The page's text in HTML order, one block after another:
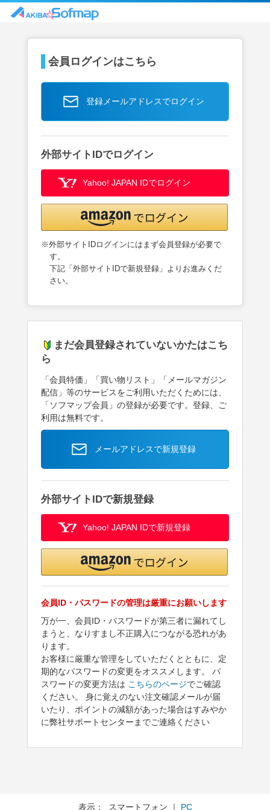
会員ログインはこちら
登録メールアドレスでログイン
外部サイトIDでログイン
Yahoo! JAPAN IDでログイン
※外部サイトIDログインにはまず会員登録が必要で
す。
下記「外部サイトIDで新規登録」よりお進みくだ
さい。
まだ会員登録されていないかたはこち
ら
「会員特価」「買い物リスト」「メールマガジン
配信」等のサービスをご利用いただくためには、
「ソフマップ会員」の登録が必要です。登録、ご
利用は無料です。
メールアドレスで新規登録
外部サイトIDで新規登録
Yahoo! JAPAN IDで新規登録
会員ID・パスワードの管理は厳重にお願いします
万が一、会員ID・パスワードが第三者に漏れてし
まうと、なりすまし不正購入につながる恐れがあ
ります。
お客様に厳重な管理をしていただくとともに、定
期的なパスワードの変更をオススメします。 パ
スワードの変更方法は こちらのページでご確認
ください。 身に覚えのない注文確認メールが届
いたり、ポイントの減額があった場合はすみやか
に弊社サポートセンターまでご連絡ください
表示： スマートフォン ｜ PC